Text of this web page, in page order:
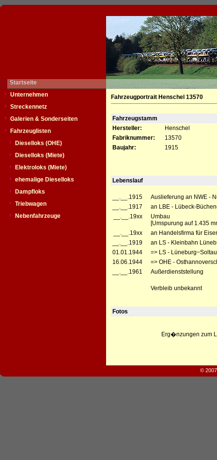
Startseite
Unternehmen
Streckennetz
Galerien & Sonderseiten
Fahrzeuglisten
Dieselloks (OHE)
Dieselloks (Miete)
Elektroloks (Miete)
ehemalige Dieselloks
Dampfloks
Triebwagen
Nebenfahrzeuge
Fahrzeugportrait Henschel 13570
Fahrzeugstamm
Hersteller:
Henschel
Fabriknummer:
13570
Baujahr:
1915
Lebenslauf
__.__.1915
Auslieferung an NWE -
__.__.1917
an LBE - Lübeck-
__.__.19xx
Umbau
[Umspurung auf 1.435
__.__.19xx
an Handelsfirma für
__.__.1919
an LS - Kleinbahn
01.01.1944
=> LS -
16.06.1944
=> OHE -
__.__.1961
Außerdienststellung
Verbleib unbekannt
Fotos
Erg�nzungen zum
©